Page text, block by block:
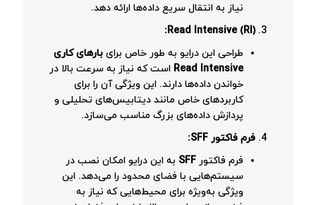
نیاز به انتقال سریع داده‌ها ارائه دهد.
Read Intensive (RI):
طراحی این درایو به طور خاص برای بارهای کاری
Read Intensive است که نیاز به سرعت بالا در
خواندن داده‌ها دارند. این ویژگی آن را برای
کاربردهای خاص مانند دیتابیس‌های تحلیلی و
پردازش داده‌های بزرگ مناسب می‌سازد.
فرم فاکتور
فرم فاکتور SFF به این درایو امکان نصب در
سیستم‌هایی با فضای محدود را می‌دهد. این
ویژگی به‌ویژه برای محیط‌هایی که نیاز به